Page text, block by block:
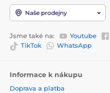
Naše prodejny
Jsme také na: Youtube
TikTok
WhatsApp
Informace k nákupu
Doprava a platba